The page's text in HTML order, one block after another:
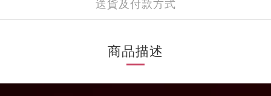
送貨及付款方式
商品描述